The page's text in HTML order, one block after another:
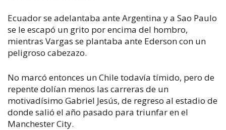
Ecuador se adelantaba ante Argentina y a Sao Paulo
se le escapó un grito por encima del hombro,
mientras Vargas se plantaba ante Ederson con un
peligroso cabezazo.
No marcó entonces un Chile todavía tímido, pero de
repente dolían menos las carreras de un
motivadísimo Gabriel Jesús, de regreso al estadio de
donde salió el año pasado para triunfar en el
Manchester City.